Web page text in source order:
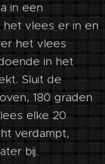
in een
het vlees er in en
het vlees
in het
Sluit de
180 graden
elke 20
verdampt,
bij.